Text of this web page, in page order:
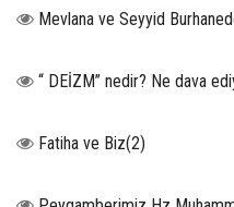
Mevlana ve Seyyid
“ DEİZM” nedir? Ne dava
Fatiha ve Biz(2)